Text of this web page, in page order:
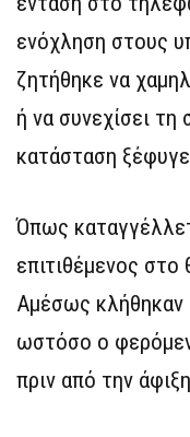
ενόχληση στους
ζητήθηκε να
ή να συνεχίσει
κατάσταση
Όπως
επιτιθέμενος στο
Αμέσως κλήθηκαν
ωστόσο ο
πριν από την